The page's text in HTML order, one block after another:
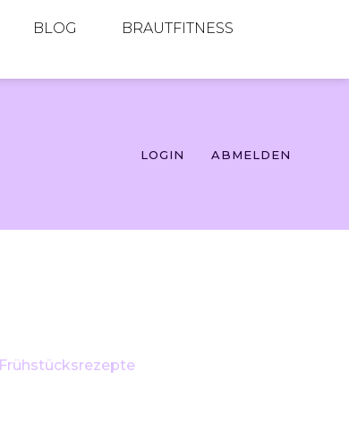
BLOG BRAUTFITNESS
LOGIN ABMELDEN
Frühstücksrezepte